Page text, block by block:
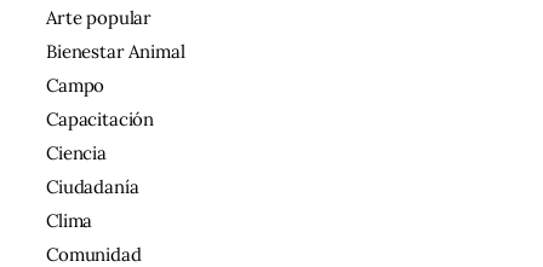
Arte popular
Bienestar Animal
Campo
Capacitación
Ciencia
Ciudadanía
Clima
Comunidad